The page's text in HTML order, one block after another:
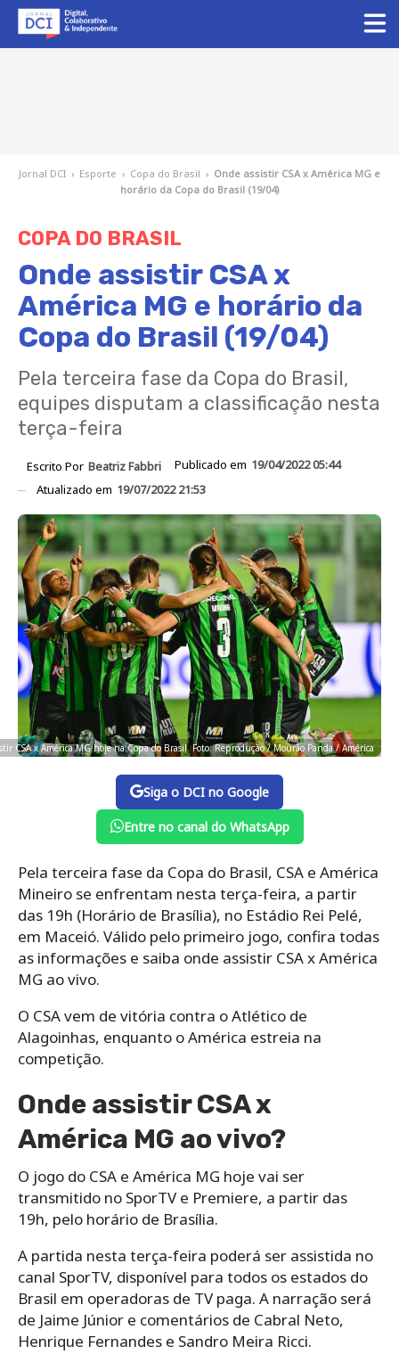
Jornal DCI › Esporte › Copa do Brasil › Onde assistir CSA x América MG e
horário da Copa do Brasil (19/04)
COPA DO BRASIL
Onde assistir CSA x
América MG e horário da
Copa do Brasil (19/04)
Pela terceira fase da Copa do Brasil,
equipes disputam a classificação nesta
terça-feira
Escrito Por Beatriz Fabbri Publicado em 19/04/2022 05:44
Atualizado em 19/07/2022 21:53
CSA x América MG hoje na Copa do Brasil. Foto: Reprodução / Mourão Panda / América
Siga o DCI no Google
Entre no canal do WhatsApp
Pela terceira fase da Copa do Brasil, CSA e América
Mineiro se enfrentam nesta terça-feira, a partir
das 19h (Horário de Brasília), no Estádio Rei Pelé,
em Maceió. Válido pelo primeiro jogo, confira todas
as informações e saiba onde assistir CSA x América
MG ao vivo.
O CSA vem de vitória contra o Atlético de
Alagoinhas, enquanto o América estreia na
competição.
Onde assistir CSA x
América MG ao vivo?
O jogo do CSA e América MG hoje vai ser
transmitido no SporTV e Premiere, a partir das
19h, pelo horário de Brasília.
A partida nesta terça-feira poderá ser assistida no
canal SporTV, disponível para todos os estados do
Brasil em operadoras de TV paga. A narração será
de Jaime Júnior e comentários de Cabral Neto,
Henrique Fernandes e Sandro Meira Ricci.